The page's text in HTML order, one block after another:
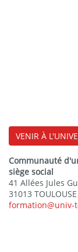
VENIR À
Communauté
siège social
41 Allées Jules
31013
formation@univ-